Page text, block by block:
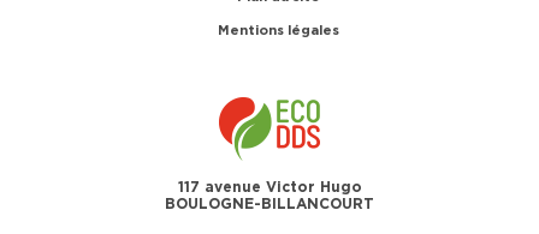
Mentions légales
117 avenue Victor Hugo
BOULOGNE-BILLANCOURT